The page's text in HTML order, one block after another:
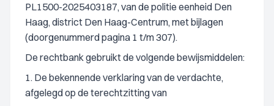
PL1500-2025403187, van de politie eenheid Den
Haag, district Den Haag-Centrum, met bijlagen
(doorgenummerd pagina 1 t/m 307).
De rechtbank gebruikt de volgende bewijsmiddelen:
1. De bekennende verklaring van de verdachte,
afgelegd op de terechtzitting van